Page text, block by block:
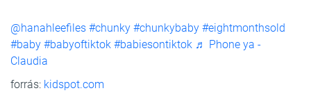
@hanahleefiles #chunky #chunkybaby #eightmonthsold
#baby #babyoftiktok #babiesontiktok ♬ Phone ya -
Claudia
forrás: kidspot.com